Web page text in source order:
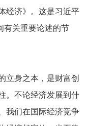
经济》。这是习近平
有关重要论述的节
身之本，是财富创
。不论经济发展到什
我们在国际经济竞争